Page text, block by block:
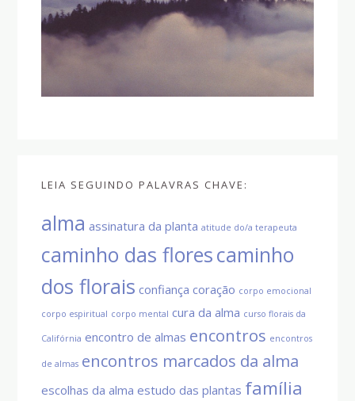
LEIA SEGUINDO PALAVRAS CHAVE:
alma assinatura da planta atitude do/a terapeuta
caminho das florescaminho
dos florais confiança coração corpo emocional
corpo espiritual corpo mental cura da alma curso florais da
Califórnia encontro de almas encontros encontros
de almas encontros marcados da alma
escolhas da alma estudo das plantas família